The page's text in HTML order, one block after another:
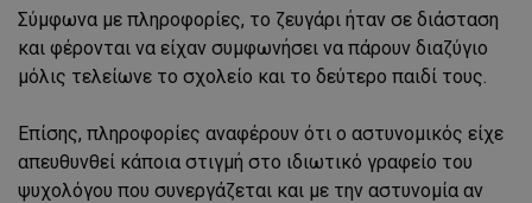
Σύμφωνα με πληροφορίες, το ζευγάρι ήταν σε διάσταση
και φέρονται να είχαν συμφωνήσει να πάρουν διαζύγιο
μόλις τελείωνε το σχολείο και το δεύτερο παιδί τους.
Επίσης, πληροφορίες αναφέρουν ότι ο αστυνομικός είχε
απευθυνθεί κάποια στιγμή στο ιδιωτικό γραφείο του
ψυχολόγου που συνεργάζεται και με την αστυνομία αν